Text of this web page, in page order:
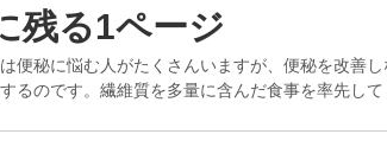
残る1ページ
便秘に悩む人がたくさんいますが、便秘を改善
るのです。繊維質を多量に含んだ食事を率先して